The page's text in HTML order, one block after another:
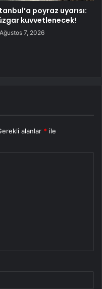
poyraz uyarısı:
kuvvetlenecek!
Ağustos 7, 2026
alanlar * ile